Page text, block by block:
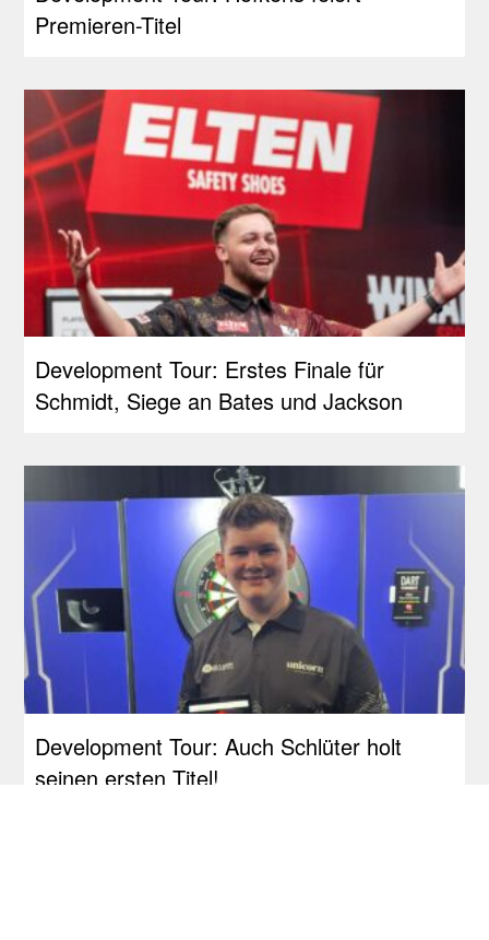
Premieren-Titel
Development Tour: Erstes Finale für
Schmidt, Siege an Bates und Jackson
Development Tour: Auch Schlüter holt
seinen ersten Titel!